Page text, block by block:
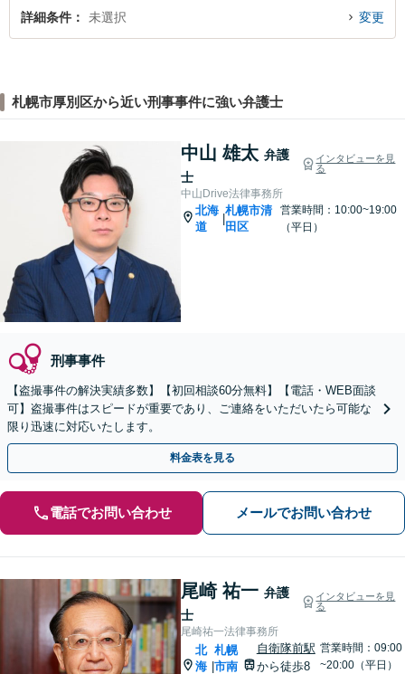
詳細条件 未選択 変更
札幌市厚別区から近い刑事事件に強い弁護士
中山 雄太 弁護
士
インタビューを見
る
中山Drive法律事務所
北海
道
札幌市清
田区
営業時間：10:00~19:00
（平日）
刑事事件
【盗撮事件の解決実績多数】【初回相談60分無料】【電話・WEB面談
可】盗撮事件はスピードが重要であり、ご連絡をいただいたら可能な
限り迅速に対応いたします。
料金表を見る
電話でお問い合わせ メールでお問い合わせ
尾崎 祐一 弁護
士
インタビューを見
る
尾崎祐一法律事務所
北
海 |
札幌
市南
自衛隊前駅
から徒歩8
営業時間：09:00
~20:00（平日）